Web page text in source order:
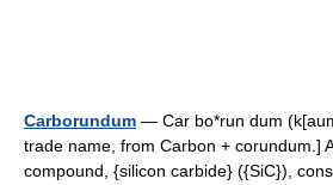
Carborundum — Car bo*run dum
trade name, from Carbon + corundum.]
compound, {silicon carbide} ({SiC}),